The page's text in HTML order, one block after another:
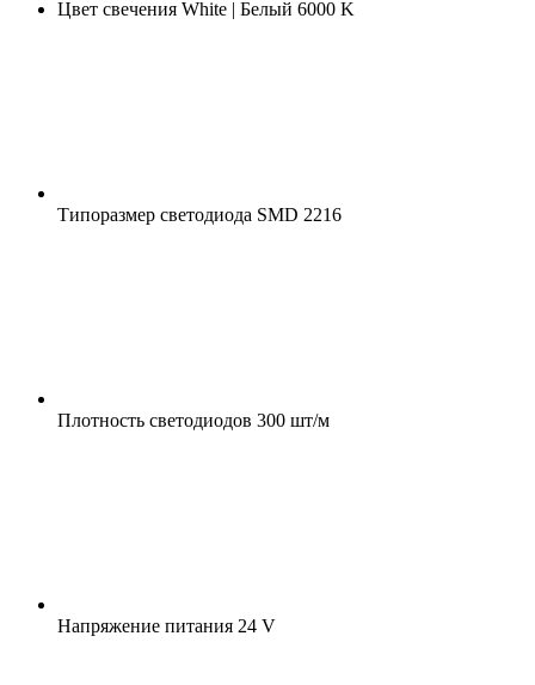
Цвет свечения White | Белый 6000 K
Типоразмер светодиода SMD 2216
Плотность светодиодов 300 шт/м
Напряжение питания 24 V